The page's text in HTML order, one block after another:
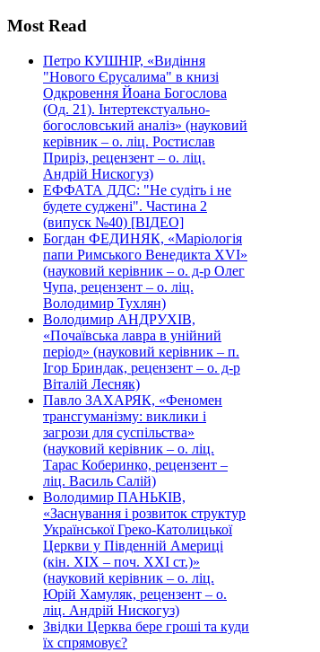
Most Read
Петро КУШНІР, «Видіння
"Нового Єрусалима" в книзі
Одкровення Йоана Богослова
(Од. 21). Інтертекстуально-
богословський аналіз» (науковий
керівник – о. ліц. Ростислав
Приріз, рецензент – о. ліц.
Андрій Нискогуз)
ЕФФАТА ДДС: "Не судіть і не
будете суджені". Частина 2
(випуск №40) [ВІДЕО]
Богдан ФЕДИНЯК, «Маріологія
папи Римського Венедикта XVI»
(науковий керівник – о. д-р Олег
Чупа, рецензент – о. ліц.
Володимир Тухлян)
Володимир АНДРУХІВ,
«Почаївська лавра в унійний
період» (науковий керівник – п.
Ігор Бриндак, рецензент – о. д-р
Віталій Лесняк)
Павло ЗАХАРЯК, «Феномен
трансгуманізму: виклики і
загрози для суспільства»
(науковий керівник – о. ліц.
Тарас Коберинко, рецензент –
ліц. Василь Салій)
Володимир ПАНЬКІВ,
«Заснування і розвиток структур
Української Греко-Католицької
Церкви у Південній Америці
(кін. ХІХ – поч. ХХІ ст.)»
(науковий керівник – о. ліц.
Юрій Хамуляк, рецензент – о.
ліц. Андрій Нискогуз)
Звідки Церква бере гроші та куди
їх спрямовує?